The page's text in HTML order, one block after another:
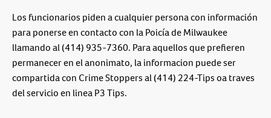
Los funcionarios piden a cualquier persona con información
para ponerse en contacto con la Poicía de Milwaukee
llamando al (414) 935-7360. Para aquellos que prefieren
permanecer en el anonimato, la informacion puede ser
compartida con Crime Stoppers al (414) 224-Tips oa traves
del servicio en linea P3 Tips.